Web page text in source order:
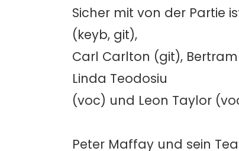
Sicher mit von der Partie
(keyb, git),
Carl Carlton (git),
Linda Teodosiu
(voc) und Leon Taylor
Peter Maffay und sein